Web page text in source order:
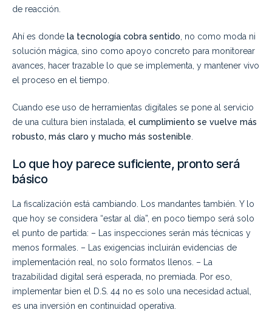
de reacción.
Ahí es donde la tecnología cobra sentido , no como moda ni
solución mágica, sino como apoyo concreto para monitorear
avances, hacer trazable lo que se implementa, y mantener vivo
el proceso en el tiempo.
Cuando ese uso de herramientas digitales se pone al servicio
de una cultura bien instalada, el cumplimiento se vuelve más
robusto, más claro y mucho más sostenible
Lo que hoy parece suficiente, pronto será
básico
La fiscalización está cambiando. Los mandantes también. Y lo
que hoy se considera “estar al día”, en poco tiempo será solo
el punto de partida: – Las inspecciones serán más técnicas y
menos formales. – Las exigencias incluirán evidencias de
implementación real, no solo formatos llenos. – La
trazabilidad digital será esperada, no premiada. Por eso,
implementar bien el D.S. 44 no es solo una necesidad actual,
es una inversión en continuidad operativa.